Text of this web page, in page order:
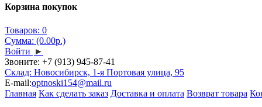
Корзина покупок
Товаров: 0
Сумма: (0.00р.)
Войти ►
Звоните: +7 (913) 945-87-41
Склад: Новосибирск, 1-я Портовая улица, 95
E-mail:optnoski154@mail.ru
Главная Как сделать заказ Доставка и оплата Возврат товара